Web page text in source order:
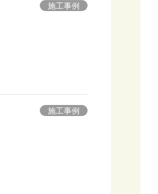
施工事例
施工事例